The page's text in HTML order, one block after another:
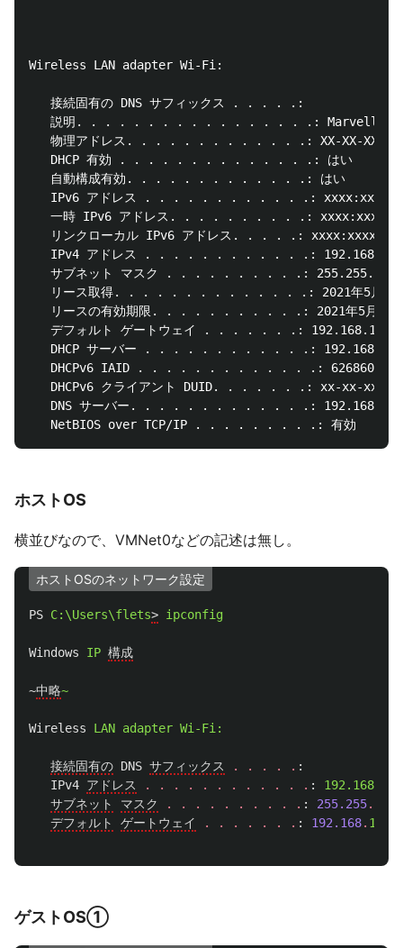
Wireless LAN adapter Wi-Fi:
   接続固有の DNS サフィックス . . . . .:
説明. . . . . . . . . . . . . . . . .: Marvell
物理アドレス. . . . . . . . . . . . .: XX-XX-XX-
   DHCP 有効 . . . . . . . . . . . . . .: はい
   自動構成有効. . . . . . . . . . . . .: はい
IPv6 アドレス . . . . . . . . . . . .:
一時 IPv6 アドレス. . . . . . . . . .:
リンクローカル IPv6 アドレス. . . . .:
IPv4 アドレス . . . . . . . . . . . .:
サブネット マスク . . . . . . . . . .:
リース取得. . . . . . . . . . . . . .: 2021年5月15
リースの有効期限. . . . . . . . . . .: 2021年5月18
   デフォルト ゲートウェイ . . . . . . .: 192.168.11.1
DHCP サーバー . . . . . . . . . . . .:
   DHCPv6 IAID . . . . . . . . . . . . .: 62686085
DHCPv6 クライアント DUID. . . . . . .: xx-xx-xx-
DNS サーバー. . . . . . . . . . . . .:
ホストOS
横並びなので、VMNet0などの記述は無し。
ホストOSのネットワーク設定
PS C:\Users\flets> ipconfig
Windows IP 構成
~中略~
Wireless LAN adapter Wi-Fi:
接続固有の DNS サフィックス . . . . . :
IPv4 アドレス . . . . . . . . . . . . :
サブネット
マスク . . . . . . . . . . : 255.255.
デフォルト
ゲートウェイ . . . . . . . : 192.168. 11
ゲストOS①